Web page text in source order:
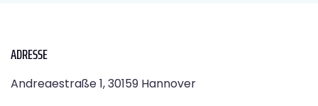
ADRESSE
Andreaestraße 1, 30159 Hannover